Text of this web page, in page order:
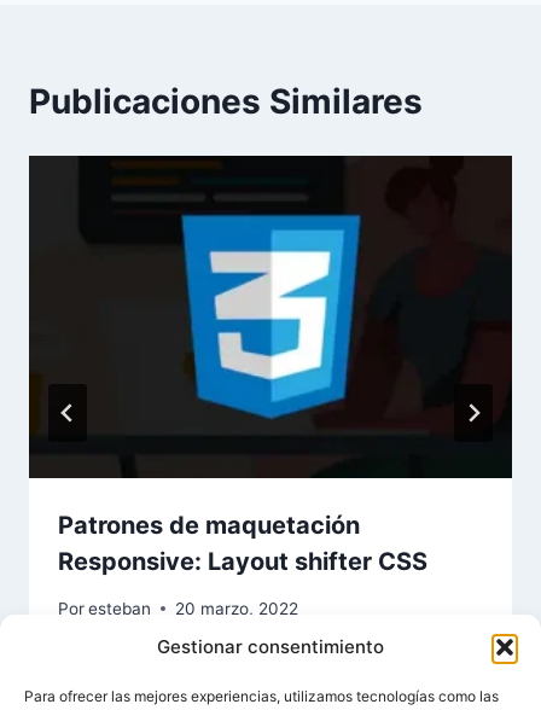
Gestionar consentimiento
Para ofrecer las mejores experiencias, utilizamos tecnologías como las
Publicaciones Similares
Patrones de maquetación
Responsive: Layout shifter CSS
Poresteban 20 marzo, 2022